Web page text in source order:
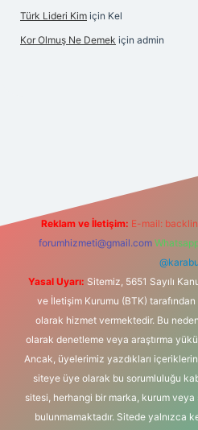
Türk Lideri Kim için Kel
Kor Olmuş Ne Demek için admin
Reklam ve İletişim: E-mail:
forumhizmeti@gmail.com
Yasal Uyarı: Sitemiz, 5651 Sayılı
ve İletişim Kurumu (BTK) tarafından
olarak hizmet vermektedir. Bu
olarak denetleme veya araştırma
Ancak, üyelerimiz yazdıkları
siteye üye olarak bu sorumluluğu
sitesi, herhangi bir marka, kurum veya
bulunmamaktadır. Sitede yalnızca